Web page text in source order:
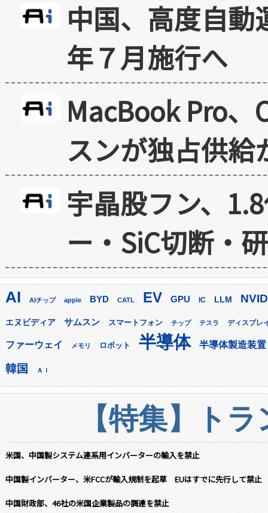
中国、高度自
年７月施行へ
MacBook Pro
スンが独占供給
宇晶股フン、
ー・SiC切断・
AI AIチップ apple BYD CATL EV GPU IC LLM
エヌビディア サムスン スマートフォン チップ テスラ ディスプレ
ファーウェイ メモリ ロボット 半導体 半導体製造装置
韓国 ＡＩ
【特集】ト
米国、中国製システム連系用インバーターの輸入を禁止
中国製インバーター、米FCCが輸入規制を起草 EUはすでに先行して禁止
中国財政部、46社の米国企業製品の調達を禁止